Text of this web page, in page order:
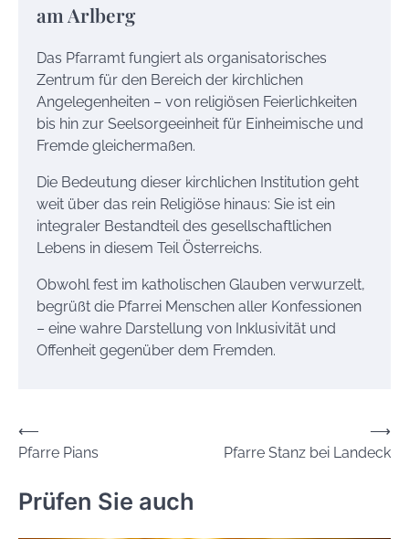
am Arlberg
Das Pfarramt fungiert als organisatorisches
Zentrum für den Bereich der kirchlichen
Angelegenheiten – von religiösen Feierlichkeiten
bis hin zur Seelsorgeeinheit für Einheimische und
Fremde gleichermaßen.
Die Bedeutung dieser kirchlichen Institution geht
weit über das rein Religiöse hinaus: Sie ist ein
integraler Bestandteil des gesellschaftlichen
Lebens in diesem Teil Österreichs.
Obwohl fest im katholischen Glauben verwurzelt,
begrüßt die Pfarrei Menschen aller Konfessionen
– eine wahre Darstellung von Inklusivität und
Offenheit gegenüber dem Fremden.
Beitrags-
Navigation
⟵
Pfarre Pians
Pfarre Stanz bei Landeck
⟶
Prüfen Sie auch